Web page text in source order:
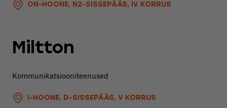
ON-HOONE, N2-SISSEPÄÄS, IV KORRUS
Miltton
Kommunikatsiooniteenused
I-HOONE, D-SISSEPÄÄS, V KORRUS